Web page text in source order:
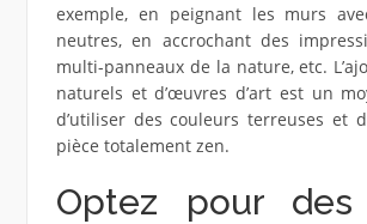
exemple, en peignant les murs
neutres, en accrochant des
multi-panneaux de la nature, etc.
naturels et d’œuvres d’art est un
d’utiliser des couleurs terreuses et
pièce totalement zen.
Optez pour des